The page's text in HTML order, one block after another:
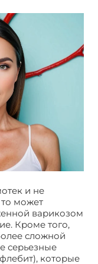
и не
может
варикозом
Кроме того,
сложной
серьезные
которые